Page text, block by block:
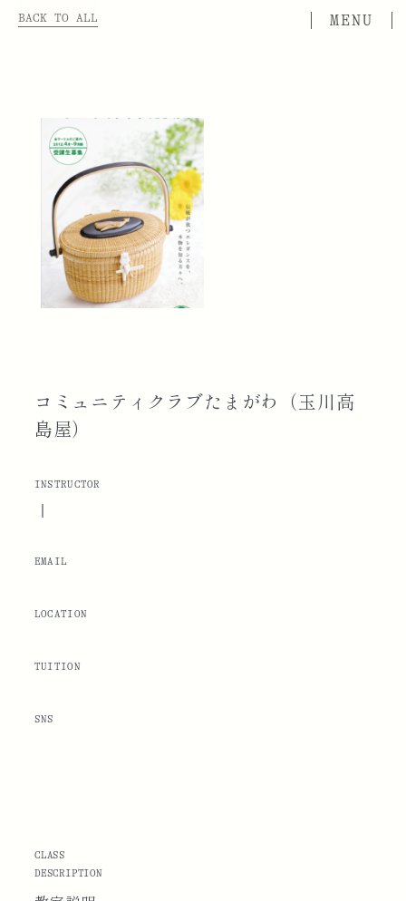
BACK TO ALL
コミュニティクラブたまがわ（玉川高
島屋）
INSTRUCTOR
|
EMAIL
LOCATION
TUITION
SNS
CLASS
DESCRIPTION